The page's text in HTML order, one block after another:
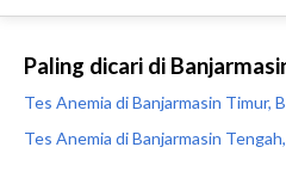
Paling dicari di
Tes Anemia di Banjarmasin Timur,
Tes Anemia di Banjarmasin